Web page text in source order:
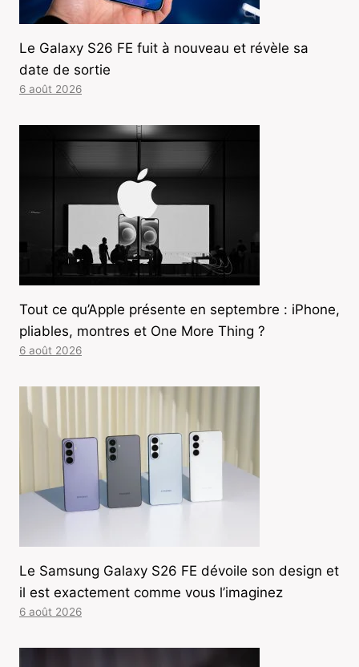
Le Galaxy S26 FE fuit à nouveau et révèle sa
date de sortie
6 août 2026
Tout ce qu’Apple présente en septembre : iPhone,
pliables, montres et One More Thing ?
6 août 2026
Le Samsung Galaxy S26 FE dévoile son design et
il est exactement comme vous l’imaginez
6 août 2026